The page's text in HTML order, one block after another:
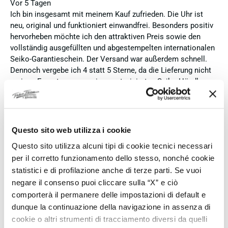
Questo sito web utilizza i cookie
Questo sito utilizza alcuni tipi di cookie tecnici necessari
per il corretto funzionamento dello stesso, nonché cookie
statistici e di profilazione anche di terze parti. Se vuoi
negare il consenso puoi cliccare sulla “X” e ciò
comporterà il permanere delle impostazioni di default e
dunque la continuazione della navigazione in assenza di
cookie o altri strumenti di tracciamento diversi da quelli
Vor 5 Tagen
Ich bin insgesamt mit meinem Kauf zufrieden. Die Uhr ist
neu, original und funktioniert einwandfrei. Besonders positiv
hervorheben möchte ich den attraktiven Preis sowie den
vollständig ausgefüllten und abgestempelten internationalen
Seiko-Garantieschein. Der Versand war außerdem schnell.
Dennoch vergebe ich 4 statt 5 Sterne, da die Lieferung nicht
meinen Erwartungen an einen autorisierten Seiko-Händler
entsprach. Die Uhr kam ohne die üblichen Schutzfolien am
Armband, die Originalverpackung entsprach nicht der
Präsentationen und Videos kenne (andere Box und anderes
Uhrenkissen), und auch die Seiko-Hangtags mit
Modellinformationen fehlten. Die Uhr selbst ist in neuem
Zustand und weist keine Gebrauchsspuren auf. Dennoch
hätte ich bei einer hochwertigen Uhr dieser Preisklasse
erwartet, dass sie mit der vollständigen Originalpräsentation
geliefert wird. Insgesamt empfehle ich den Händler aufgrund
des guten Preises und der seriösen Abwicklung, hoffe
jedoch, dass bei zukünftigen Bestellungen mehr Wert auf